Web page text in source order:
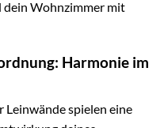
dein Wohnzimmer mit
Harmonie im
spielen eine